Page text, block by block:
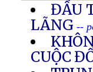
ĐẦU
LÃNG--
CUỘC